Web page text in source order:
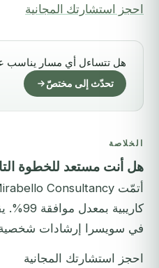
احجز استشارتك المجانية
هل تتساءل أي مسار يناسب
تحدّث إلى مختصّ
الخلاصة
هل أنت مستعد للخطوة
في سويسرا إرشادات شخصية
احجز استشارتك المجانية